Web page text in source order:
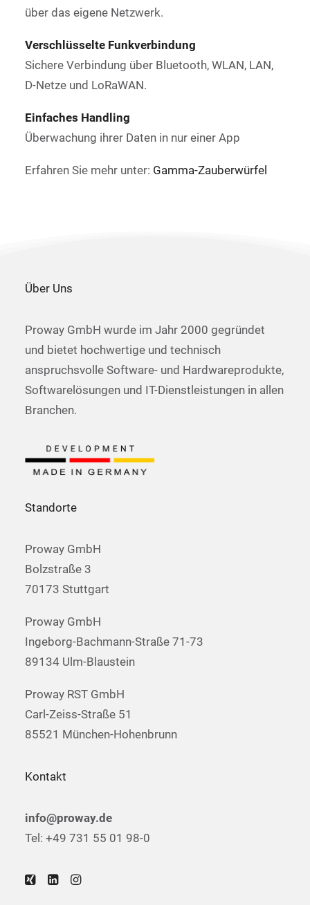
über das eigene Netzwerk.
Verschlüsselte Funkverbindung
Sichere Verbindung über Bluetooth, WLAN, LAN,
D-Netze und LoRaWAN.
Einfaches Handling
Überwachung ihrer Daten in nur einer App
Erfahren Sie mehr unter: Gamma-Zauberwürfel
Über Uns
Proway GmbH wurde im Jahr 2000 gegründet
und bietet hochwertige und technisch
anspruchsvolle Software- und Hardwareprodukte,
Softwarelösungen und IT-Dienstleistungen in allen
Branchen.
Standorte
Proway GmbH
Bolzstraße 3
70173 Stuttgart
Proway GmbH
Ingeborg-Bachmann-Straße 71-73
89134 Ulm-Blaustein
Proway RST GmbH
Carl-Zeiss-Straße 51
85521 München-Hohenbrunn
Kontakt
info@proway.de
Tel: +49 731 55 01 98-0